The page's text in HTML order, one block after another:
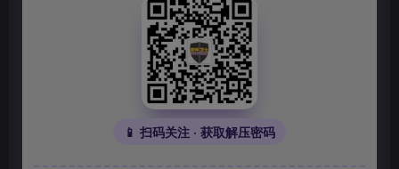
📱 扫码关注 · 获取解压密码